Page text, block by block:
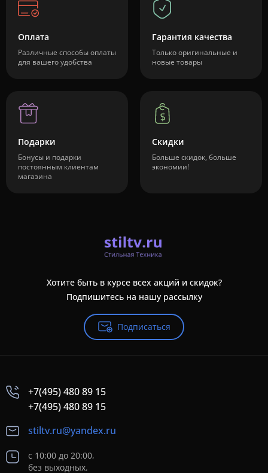
Оплата
Различные способы оплаты
для вашего удобства
Гарантия качества
Только оригинальные и
новые товары
Подарки
Бонусы и подарки
постоянным клиентам
магазина
Скидки
Больше скидок, больше
экономии!
Хотите быть в курсе всех акций и скидок?
Подпишитесь на нашу рассылку
Подписаться
+7(495) 480 89 15
+7(495) 480 89 15
stiltv.ru@yandex.ru
с 10:00 до 20:00,
без выходных.